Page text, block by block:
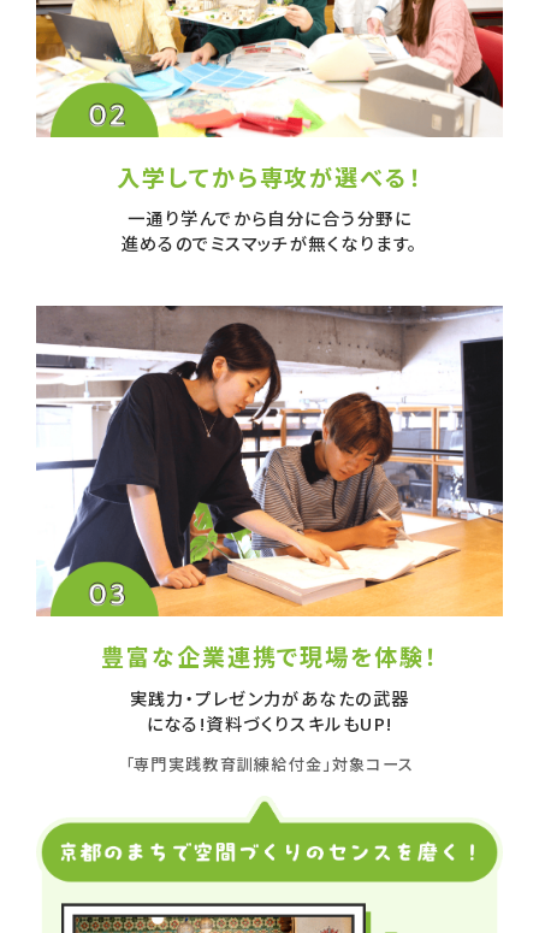
入学してから専攻が選べる！
一通り学んでから自分に合う分野に
進めるのでミスマッチが無くなります。
豊富な企業連携で現場を体験！
実践力・プレゼン力があなたの武器
になる!資料づくりスキルもUP!
「専門実践教育訓練給付金」対象コース